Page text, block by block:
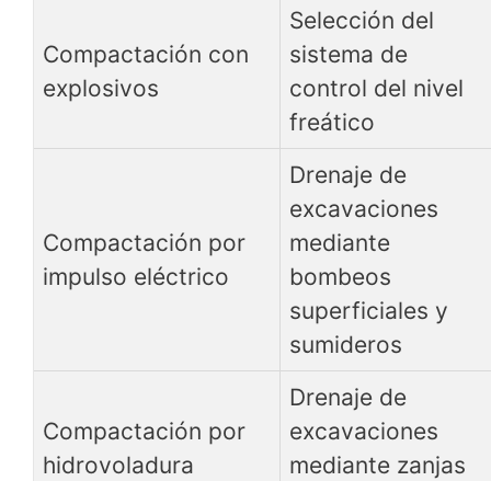
Compactación con
explosivos
Selección del
sistema de
control del nivel
freático
Compactación por
impulso eléctrico
Drenaje de
excavaciones
mediante
bombeos
superficiales y
sumideros
Compactación por
hidrovoladura
Drenaje de
excavaciones
mediante zanjas